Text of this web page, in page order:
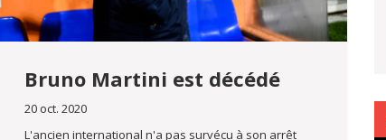
Bruno Martini est décédé
20 oct. 2020
L'ancien international n'a pas survécu à son arrêt